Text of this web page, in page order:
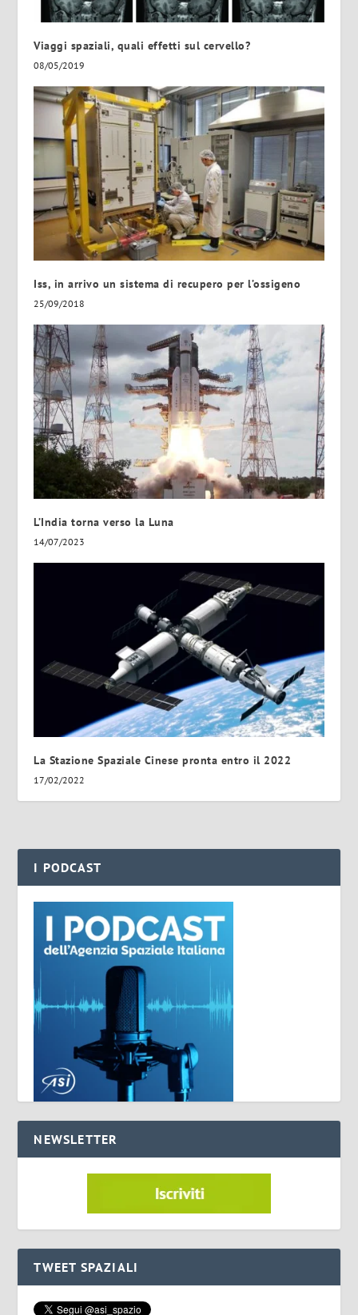
Viaggi spaziali, quali effetti sul cervello?
08/05/2019
Iss, in arrivo un sistema di recupero per l’ossigeno
25/09/2018
L’India torna verso la Luna
14/07/2023
La Stazione Spaziale Cinese pronta entro il 2022
17/02/2022
I PODCAST
NEWSLETTER
TWEET SPAZIALI